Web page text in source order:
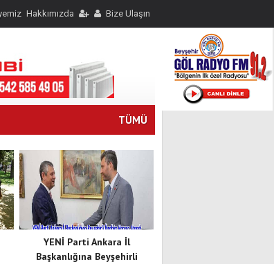
Hakkımızda Bize Ulaşın
TÜMÜ
YENİ Parti Ankara İl
Başkanlığına Beyşehirli